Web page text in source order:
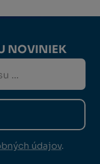
NOVINIEK
údajov.